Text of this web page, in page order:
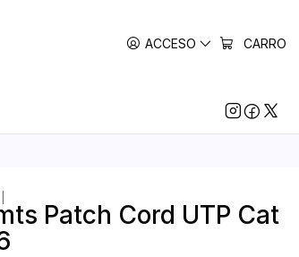
ACCESO CARRO
Patch Cord UTP Cat